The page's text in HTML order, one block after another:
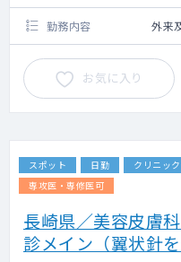
勤務内容 外来
お気に入り
スポット 日勤 クリニック
専攻医・専修医可
長崎県／美容皮膚
診メイン（翼状針